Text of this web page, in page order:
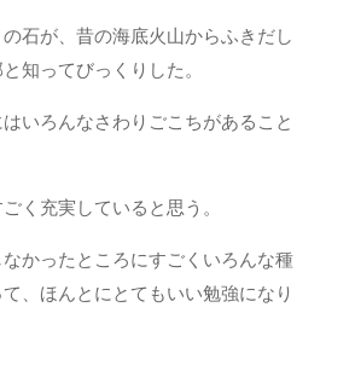
石が、昔の海底火山からふきだし
知ってびっくりした。
いろんなさわりごこちがあること
く充実していると思う。
かったところにすごくいろんな種
、ほんとにとてもいい勉強になり